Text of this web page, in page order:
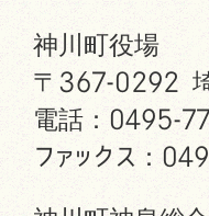
神川町役場
〒367-0292
電話：0495-
ファックス：